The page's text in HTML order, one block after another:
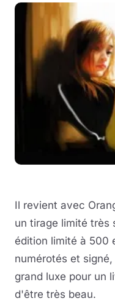
Il revient avec
un tirage limité très
édition limité à 500
numérotés et
grand luxe pour un
d'être très beau.